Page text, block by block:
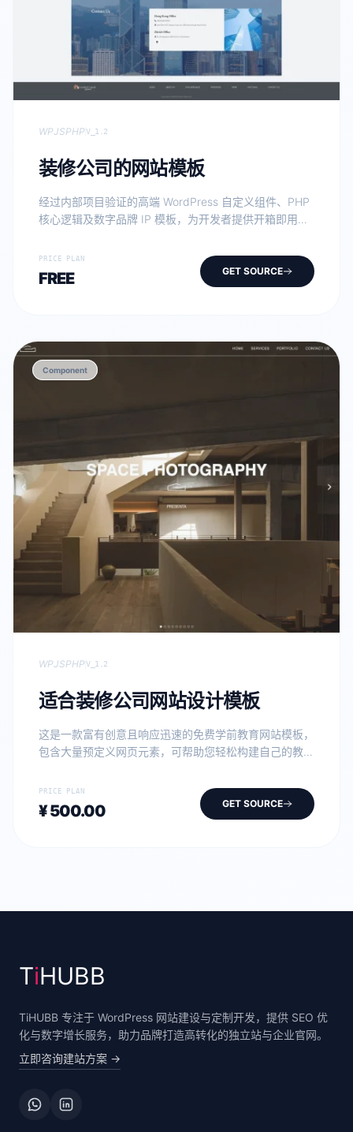
WPJSPHPV_1.2
装修公司的网站模板
经过内部项目验证的高端 WordPress 自定义组件、PHP
核心逻辑及数字品牌 IP 模板，为开发者提供开箱即用的
PRICE PLAN
FREE GET SOURCE
Component
WPJSPHPV_1.2
适合装修公司网站设计模板
这是一款富有创意且响应迅速的免费学前教育网站模板，
包含大量预定义网页元素，可帮助您轻松构建自己的教育
定义组件、PHP 核心逻辑及数字品牌 IP 模板，为开发者
提供开箱即用的工业级方案。
PRICE PLAN
¥ 500.00 GET SOURCE
TiHUBB
TiHUBB 专注于 WordPress 网站建设与定制开发，提供 SEO 优
化与数字增长服务，助力品牌打造高转化的独立站与企业官网。
立即咨询建站方案 →